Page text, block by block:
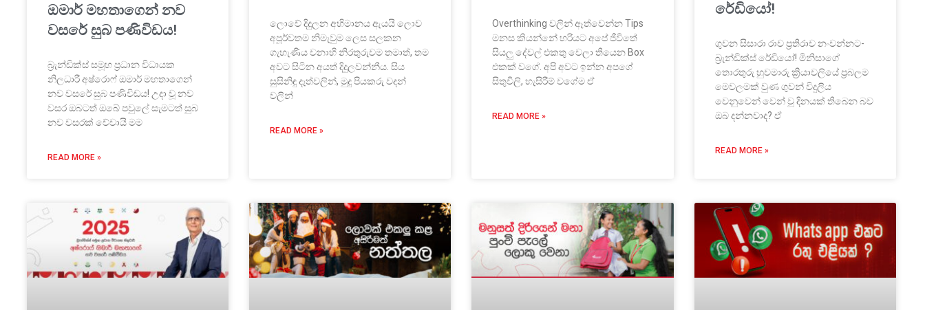
ඔමාර් මහතාගෙන් නව
වසරේ සුබ පණිවිඩය!
බ්‍රැන්ඩික්ස් සමූහ ප්‍රධාන විධායක
නිලධාරී අෂ්රොෆ් ඔමාර් මහතාගෙන්
නව වසරේ සුබ පණිවිඩය! උදා වූ නව
වසර ඔබටත් ඔබේ පවුලේ සැමටත් සුබ
නව වසරක් වේවායි මම
READ MORE »
ලොවේ දිදුලන අභිමානය ඇයයි ලොව
අපූර්වතම නිමැවුම ලෙස සලකන
ගැහැණිය වනාහි නිරතුරුවම තමාත්, තම
අවට සිටින අයත් දිදුලවන්නීය. සිය
සුසිනිඳු දෑත්වලින්, මුදු පියකරු වදන්
වලින්
READ MORE »
Overthinking වලින් ඈත්වෙන්න Tips
මනස කියන්නේ හරියට අපේ ජීවිතේ
සියලු දේවල් එකතු වෙලා තියෙන Box
එකක් වගේ. අපි අවට ඉන්න අපගේ
සිතුවිලි, හැසිරීම් වගේම ඒ
READ MORE »
රේඩියෝ!
ගුවන සිසාරා රාව ප්‍රතිරාව නංවන්නට-
බ්‍රැන්ඩික්ස් රේඩියෝ! මිනිසාගේ
තොරතුරු හුවමාරු ක්‍රියාවලියේ ප්‍රබලම
මෙවලමක් වුණ ගුවන් විදුලිය
වෙනුවෙන් වෙන් වූ දිනයක් තිබෙන බව
ඔබ දන්නවාද? ඒ
READ MORE »